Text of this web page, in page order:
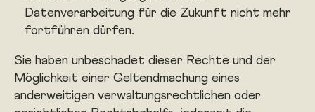
Datenverarbeitung für die Zukunft nicht mehr
fortführen dürfen.
Sie haben unbeschadet dieser Rechte und der
Möglichkeit einer Geltendmachung eines
anderweitigen verwaltungsrechtlichen oder